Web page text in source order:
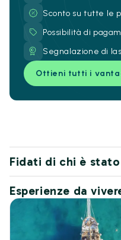
Sconto su tutte le
Possibilità di
Segnalazione di
Ottieni tutti i
Fidati di chi è
Esperienze da